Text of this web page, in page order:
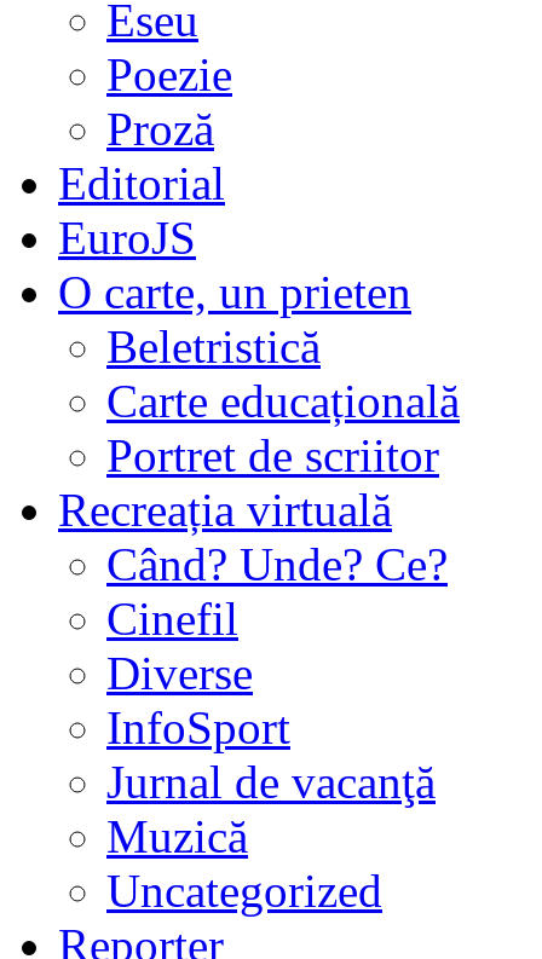
Eseu
Poezie
Proză
Editorial
EuroJS
O carte, un prieten
Beletristică
Carte educațională
Portret de scriitor
Recreația virtuală
Când? Unde? Ce?
Cinefil
Diverse
InfoSport
Jurnal de vacanţă
Muzică
Uncategorized
Reporter